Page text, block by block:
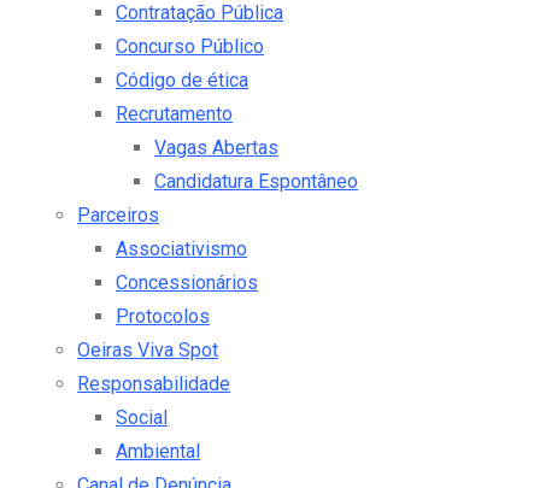
Contratação Pública
Concurso Público
Código de ética
Recrutamento
Vagas Abertas
Candidatura Espontâneo
Parceiros
Associativismo
Concessionários
Protocolos
Oeiras Viva Spot
Responsabilidade
Social
Ambiental